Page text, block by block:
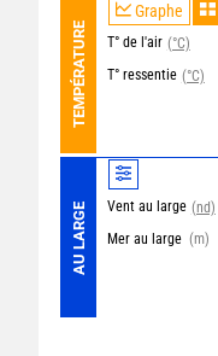
TEMPÉRATURE
Graphe
T° de l'air (°C)
T° ressentie (°C)
AU LARGE Vent au large (nd)
Mer au large (m)